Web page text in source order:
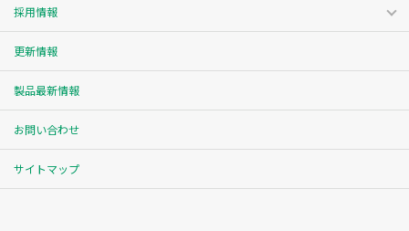
採用情報
更新情報
製品最新情報
お問い合わせ
サイトマップ